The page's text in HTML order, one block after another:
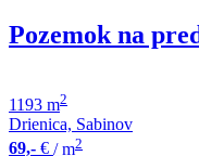
Pozemok na
1193 m2
Drienica, Sabinov
69,- € / m2